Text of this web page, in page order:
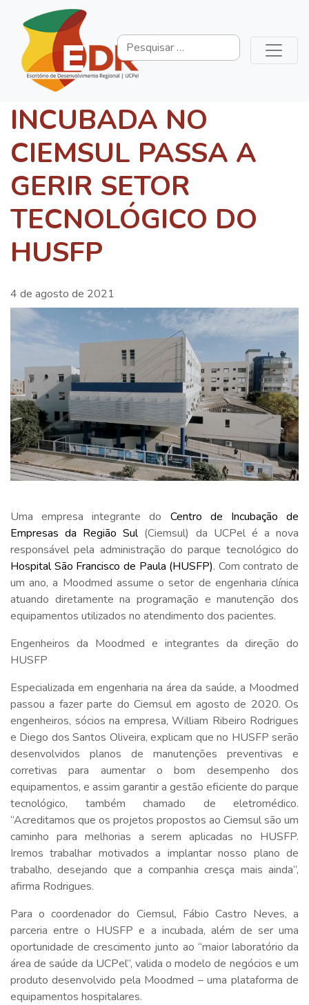
INCUBADA NO
CIEMSUL PASSA A
GERIR SETOR
TECNOLÓGICO DO
HUSFP
4 de agosto de 2021
Uma empresa integrante do Centro de Incubação de
Empresas da Região Sul(Ciemsul) da UCPel é a nova
responsável pela administração do parque tecnológico do
Hospital São Francisco de Paula (HUSFP). Com contrato de
um ano, a Moodmed assume o setor de engenharia clínica
atuando diretamente na programação e manutenção dos
equipamentos utilizados no atendimento dos pacientes.
Engenheiros da Moodmed e integrantes da direção do
HUSFP
Especializada em engenharia na área da saúde, a Moodmed
passou a fazer parte do Ciemsul em agosto de 2020. Os
engenheiros, sócios na empresa, William Ribeiro Rodrigues
e Diego dos Santos Oliveira, explicam que no HUSFP serão
desenvolvidos planos de manutenções preventivas e
corretivas para aumentar o bom desempenho dos
equipamentos, e assim garantir a gestão eficiente do parque
tecnológico, também chamado de eletromédico.
“Acreditamos que os projetos propostos ao Ciemsul são um
caminho para melhorias a serem aplicadas no HUSFP.
Iremos trabalhar motivados a implantar nosso plano de
trabalho, desejando que a companhia cresça mais ainda”,
afirma Rodrigues.
Para o coordenador do Ciemsul, Fábio Castro Neves, a
parceria entre o HUSFP e a incubada, além de ser uma
oportunidade de crescimento junto ao “maior laboratório da
área de saúde da UCPel”, valida o modelo de negócios e um
produto desenvolvido pela Moodmed – uma plataforma de
equipamentos hospitalares.